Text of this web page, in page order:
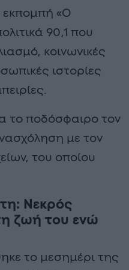
εκπομπή «Ο
90,1 που
κοινωνικές
ιστορίες
το ποδόσφαιρο τον
με τον
του οποίου
Νεκρός
ζωή του ενώ
το μεσημέρι της